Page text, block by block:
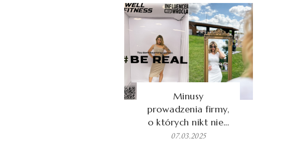
Minusy
prowadzenia firmy,
o których nikt nie…
07.03.2025